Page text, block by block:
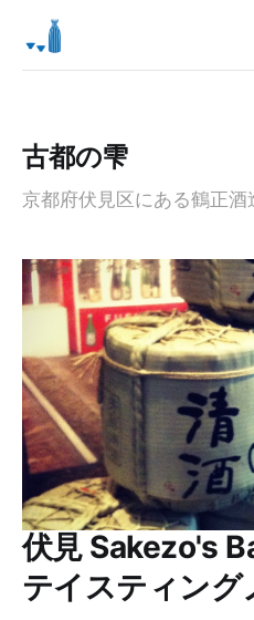
古都の雫
京都府伏見区にある鶴正
伏見 Sakezo's
テイスティング